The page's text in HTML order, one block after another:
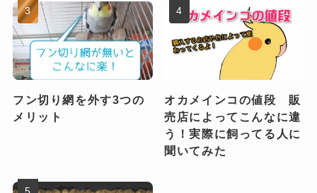
フン切り網を外す3つの
メリット
オカメインコの値段 販
売店によってこんなに違
う！実際に飼ってる人に
聞いてみた